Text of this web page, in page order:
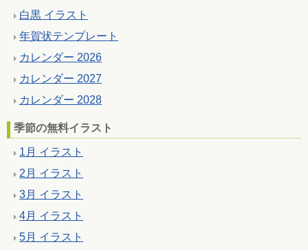
白黒 イラスト
年賀状テンプレート
カレンダー 2026
カレンダー 2027
カレンダー 2028
季節の無料イラスト
1月 イラスト
2月 イラスト
3月 イラスト
4月 イラスト
5月 イラスト